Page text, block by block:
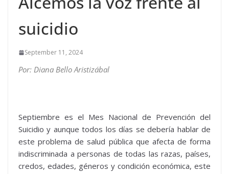
suicidio
September 11, 2024
Por: Diana Bello Aristizábal
Septiembre es el Mes Nacional de Prevención del
Suicidio y aunque todos los días se debería hablar de
este problema de salud pública que afecta de forma
indiscriminada a personas de todas las razas, países,
credos, edades, géneros y condición económica, este